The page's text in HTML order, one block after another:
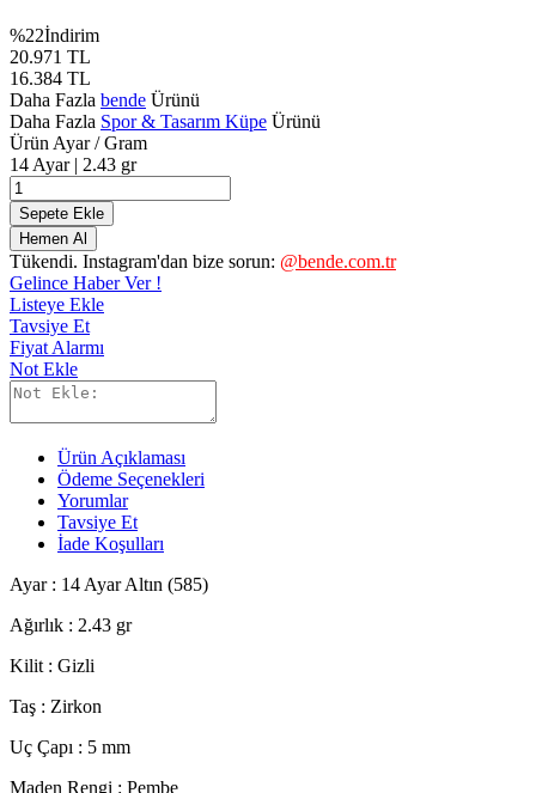
%22İndirim
20.971 TL
16.384 TL
Daha Fazla bende Ürünü
Daha Fazla Spor & Tasarım Küpe Ürünü
Ürün Ayar / Gram
14 Ayar | 2.43 gr
Sepete Ekle
Hemen Al
Tükendi. Instagram'dan bize sorun: @bende.com.tr
Gelince Haber Ver !
Listeye Ekle
Tavsiye Et
Fiyat Alarmı
Not Ekle
Ürün Açıklaması
Ödeme Seçenekleri
Yorumlar
Tavsiye Et
İade Koşulları
Ayar : 14 Ayar Altın (585)
Ağırlık : 2.43 gr
Kilit : Gizli
Taş : Zirkon
Uç Çapı : 5 mm
Maden Rengi : Pembe